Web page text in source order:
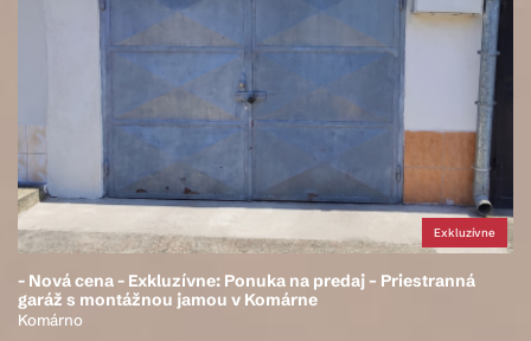
Exkluzívne
- Nová cena - Exkluzívne: Ponuka na predaj – Priestranná
garáž s montážnou jamou v Komárne
Komárno